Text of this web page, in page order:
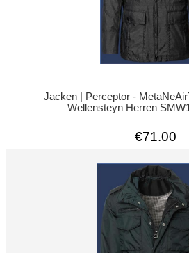
Jacken | Perceptor -
Wellensteyn Herren
€71.00